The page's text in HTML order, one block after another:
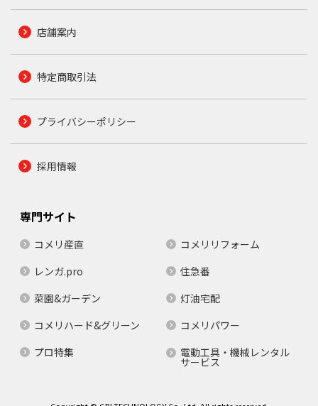
店舗案内
特定商取引法
プライバシーポリシー
採用情報
専門サイト
コメリ産直
コメリリフォーム
レンガ.pro
住急番
菜園&ガーデン
灯油宅配
コメリハード&グリーン
コメリパワー
プロ特集
電動工具・機械レンタル
サービス